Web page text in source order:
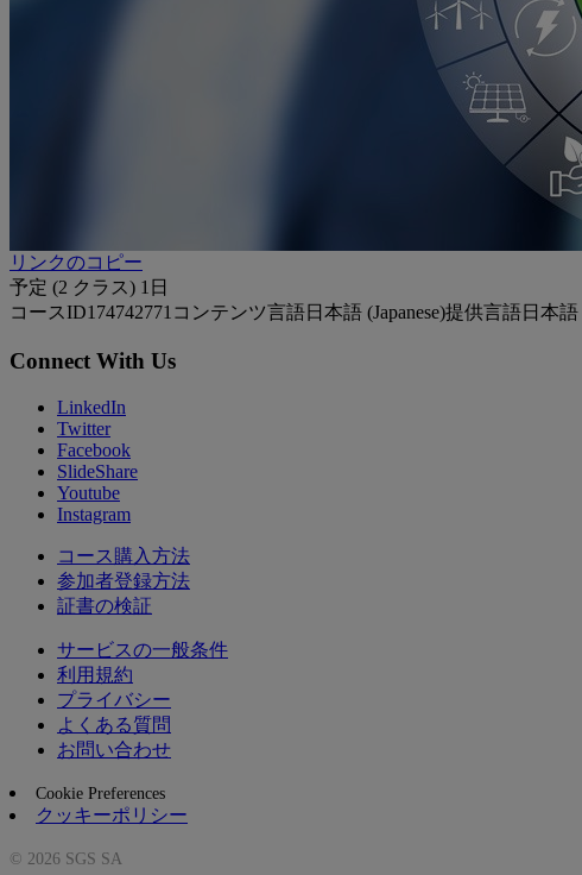
リンクのコピー
予定 (2 クラス) 1日
コースID174742771 コンテンツ言語日本語 (Japanese)提供言語日本語
Connect With Us
LinkedIn
Twitter
Facebook
SlideShare
Youtube
Instagram
コース購入方法
参加者登録方法
証書の検証
サービスの一般条件
利用規約
プライバシー
よくある質問
お問い合わせ
Cookie Preferences
クッキーポリシー
© 2026 SGS SA